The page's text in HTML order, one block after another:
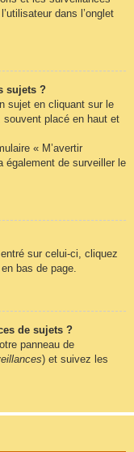
dans l’onglet
sujets ?
sujet en cliquant sur le
souvent placé en haut et
« M’avertir
également de surveiller le
sur celui-ci, cliquez
bas de page.
de sujets ?
panneau de
) et suivez les